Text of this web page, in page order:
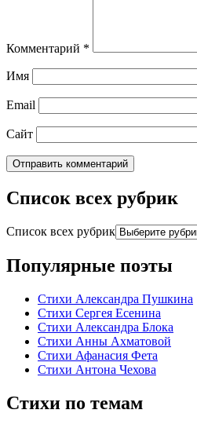
Комментарий *
Имя
Email
Сайт
Список всех рубрик
Список всех рубрик
Популярные поэты
Стихи Александра Пушкина
Стихи Сергея Есенина
Стихи Александра Блока
Стихи Анны Ахматовой
Стихи Афанасия Фета
Стихи Антона Чехова
Стихи по темам